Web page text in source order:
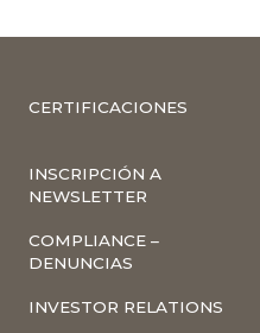
CERTIFICACIONES
INSCRIPCIÓN A
NEWSLETTER
COMPLIANCE –
DENUNCIAS
INVESTOR RELATIONS